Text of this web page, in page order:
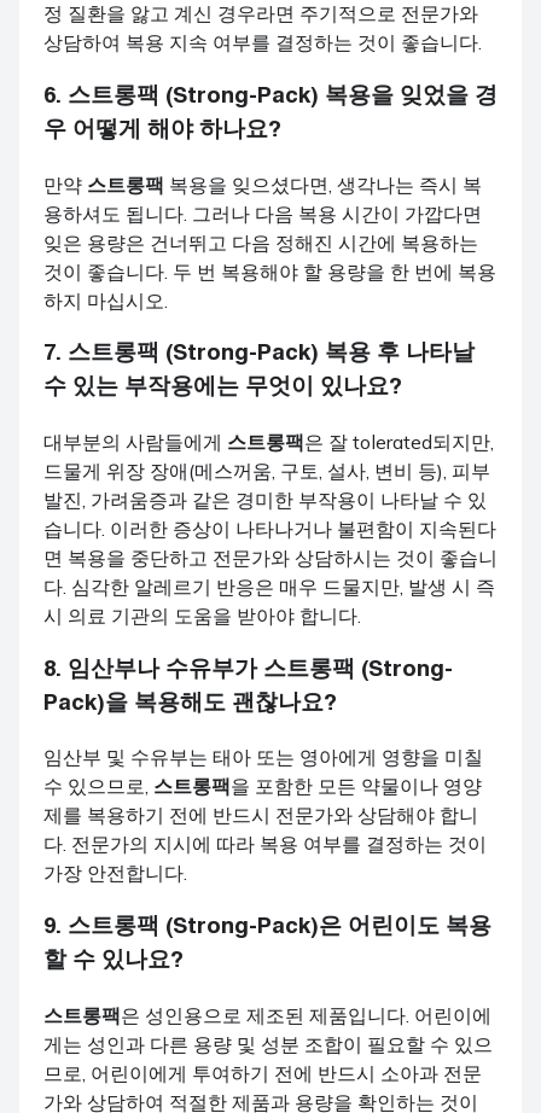
정 질환을 앓고 계신 경우라면 주기적으로 전문가와
상담하여 복용 지속 여부를 결정하는 것이 좋습니다.
6. 스트롱팩 (Strong-Pack) 복용을 잊었을 경
우 어떻게 해야 하나요?
만약 스트롱팩 복용을 잊으셨다면, 생각나는 즉시 복
용하셔도 됩니다. 그러나 다음 복용 시간이 가깝다면
잊은 용량은 건너뛰고 다음 정해진 시간에 복용하는
것이 좋습니다. 두 번 복용해야 할 용량을 한 번에 복용
하지 마십시오.
7. 스트롱팩 (Strong-Pack) 복용 후 나타날
수 있는 부작용에는 무엇이 있나요?
대부분의 사람들에게 스트롱팩은 잘 tolerated되지만,
드물게 위장 장애(메스꺼움, 구토, 설사, 변비 등), 피부
발진, 가려움증과 같은 경미한 부작용이 나타날 수 있
습니다. 이러한 증상이 나타나거나 불편함이 지속된다
면 복용을 중단하고 전문가와 상담하시는 것이 좋습니
다. 심각한 알레르기 반응은 매우 드물지만, 발생 시 즉
시 의료 기관의 도움을 받아야 합니다.
8. 임산부나 수유부가 스트롱팩 (Strong-
Pack)을 복용해도 괜찮나요?
임산부 및 수유부는 태아 또는 영아에게 영향을 미칠
수 있으므로, 스트롱팩을 포함한 모든 약물이나 영양
제를 복용하기 전에 반드시 전문가와 상담해야 합니
다. 전문가의 지시에 따라 복용 여부를 결정하는 것이
가장 안전합니다.
9. 스트롱팩 (Strong-Pack)은 어린이도 복용
할 수 있나요?
스트롱팩은 성인용으로 제조된 제품입니다. 어린이에
게는 성인과 다른 용량 및 성분 조합이 필요할 수 있으
므로, 어린이에게 투여하기 전에 반드시 소아과 전문
가와 상담하여 적절한 제품과 용량을 확인하는 것이